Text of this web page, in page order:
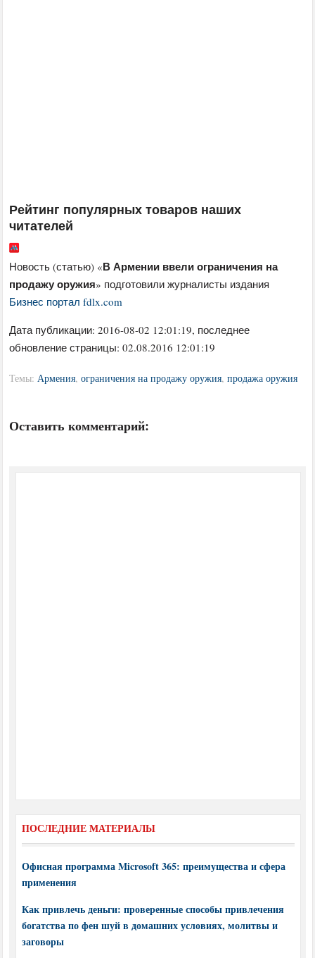
Рейтинг популярных товаров наших
читателей
Новость (статью) «В Армении ввели ограничения на
продажу оружия» подготовили журналисты издания
Бизнес портал fdlx.com
Дата публикации:2016-08-02 12:01:19, последнее
обновление страницы: 02.08.2016 12:01:19
Темы: Армения,ограничения на продажу оружия,продажа оружия
Оставить комментарий:
ПОСЛЕДНИЕ МАТЕРИАЛЫ
Офисная программа Microsoft 365: преимущества и сфера
применения
Как привлечь деньги: проверенные способы привлечения
богатства по фен шуй в домашних условиях, молитвы и
заговоры